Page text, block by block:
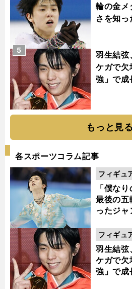
輪の金メ
さを知っ
羽生結
ケガで欠
強」で成
5
もっと見る
各スポーツコラム記事
「僕な
最後の五
ったジャ
フィギュ
羽生結
ケガで欠
強」で成
フィギュ